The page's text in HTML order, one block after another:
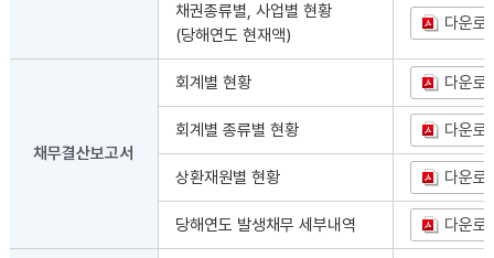
채권종류별, 사업별 현황
(당해연도 현재액)
다운로
채무결산보고서
회계별 현황 다운로
회계별 종류별 현황 다운로
상환재원별 현황 다운로
당해연도 발생채무 세부내역 다운로